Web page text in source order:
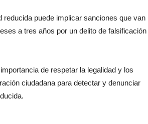
puede implicar sanciones que van
a tres años por un delito de falsificación
de respetar la legalidad y los
ciudadana para detectar y denunciar